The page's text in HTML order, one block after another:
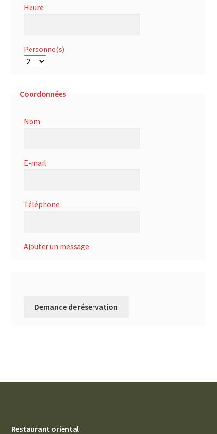
Heure
Personne(s)
Coordonnées
Nom
E-mail
Téléphone
Ajouter un message
Demande de réservation
Restaurant oriental